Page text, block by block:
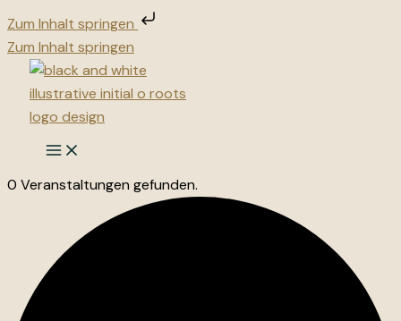
Zum Inhalt springen
Zum Inhalt springen
0 Veranstaltungen gefunden.